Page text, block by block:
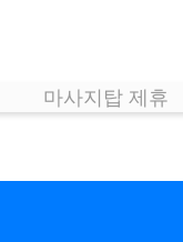
마사지탑 제휴